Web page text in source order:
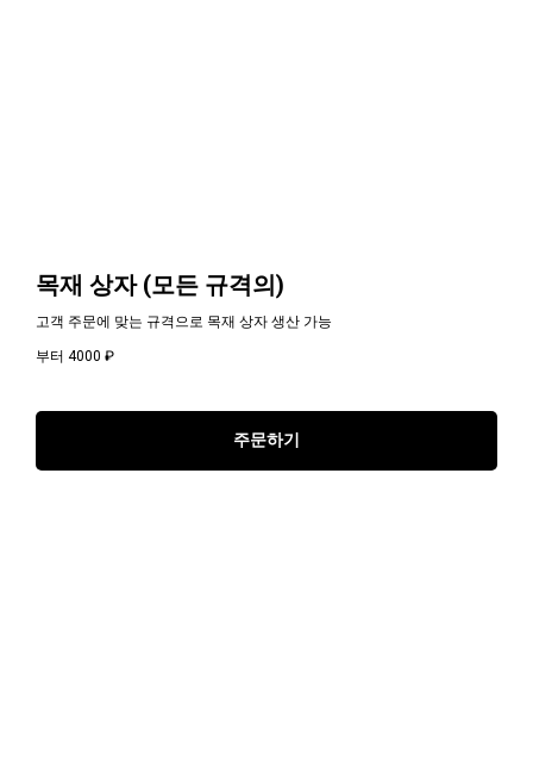
목재 상자 (모든 규격의)
고객 주문에 맞는 규격으로 목재 상자 생산 가능
부터 4000 ₽
주문하기